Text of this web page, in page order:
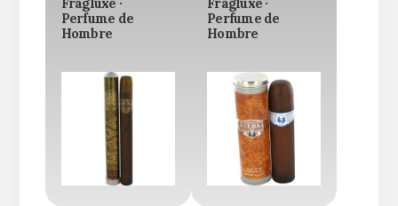
Fragluxe ·
Perfume de
Hombre
Fragluxe ·
Perfume de
Hombre